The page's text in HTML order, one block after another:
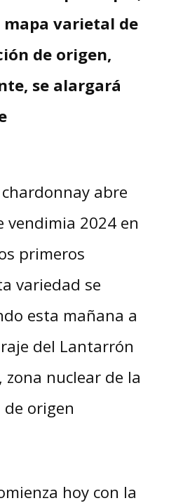
varietal de
de origen,
se alargará
abre
vendimia 2024 en
primeros
variedad se
esta mañana a
del Lantarrón
zona nuclear de la
origen
hoy con la